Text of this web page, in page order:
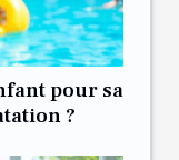
pour sa
?